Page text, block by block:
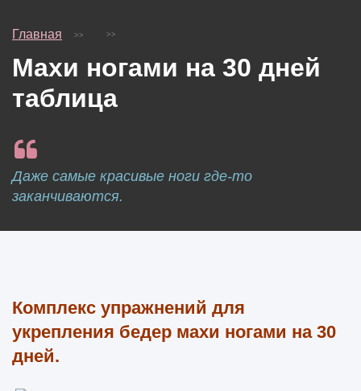
Главная
Махи ногами на 30 дней
таблица
Даже самые красивые ноги где-то
заканчиваются.
Комплекс упражнений для
укрепления бедер махи ногами на 30
дней.